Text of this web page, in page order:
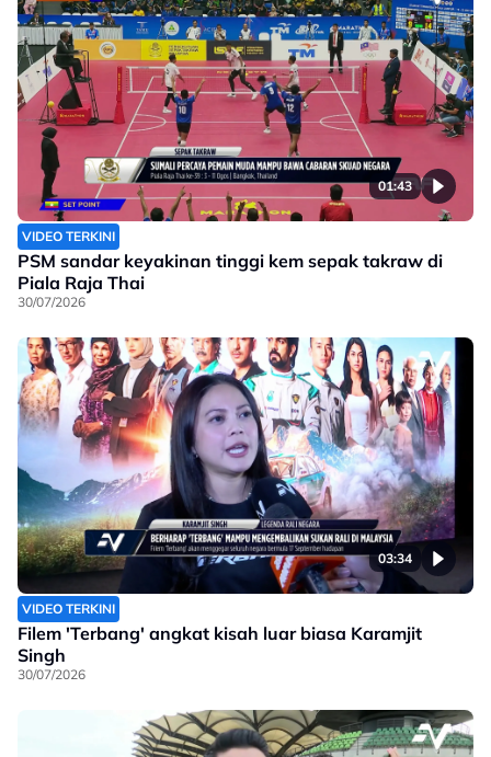
01:43
VIDEO TERKINI
PSM sandar keyakinan tinggi kem sepak takraw di
Piala Raja Thai
30/07/2026
03:34
VIDEO TERKINI
Filem 'Terbang' angkat kisah luar biasa Karamjit
Singh
30/07/2026